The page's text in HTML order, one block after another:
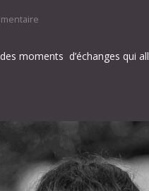
moments d’échanges qui